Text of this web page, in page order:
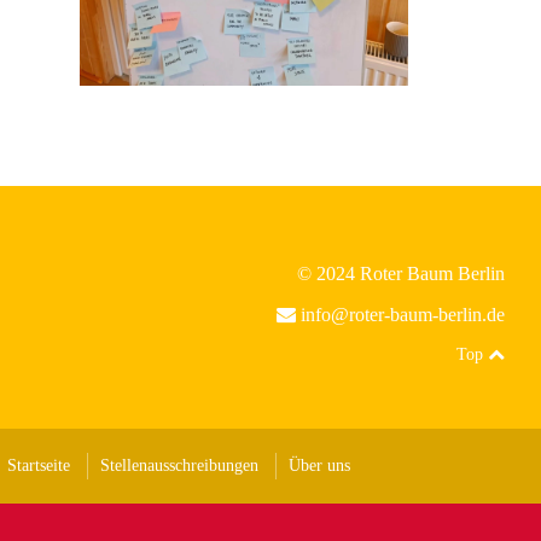
© 2024 Roter Baum Berlin
info@roter-baum-berlin.de
Top
Startseite Stellenausschreibungen Über uns